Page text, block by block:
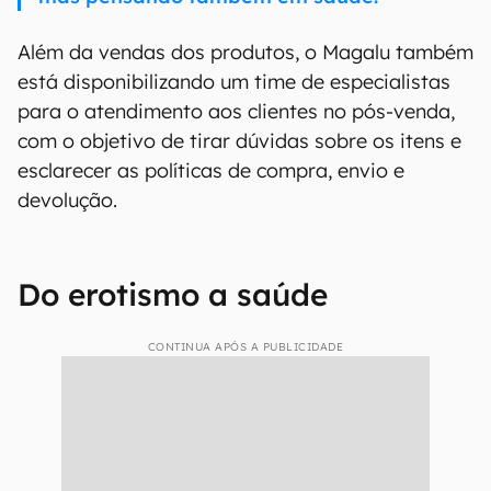
Além da vendas dos produtos, o Magalu também
está disponibilizando um time de especialistas
para o atendimento aos clientes no pós-venda,
com o objetivo de tirar dúvidas sobre os itens e
esclarecer as políticas de compra, envio e
devolução.
Do erotismo a saúde
CONTINUA APÓS A PUBLICIDADE